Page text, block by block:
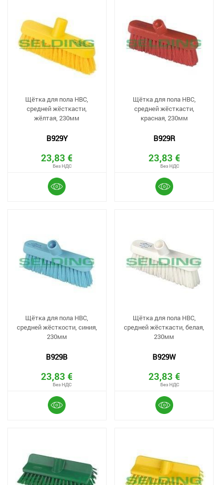
Щётка для пола HBC,
средней жёсткасти,
жёлтая, 230мм
B929Y
23,83 €
Щётка для пола HBC,
средней жёсткасти,
красная, 230мм
B929R
23,83 €
Щётка для пола HBC,
средней жёсткости, синия,
230мм
B929B
23,83 €
Щётка для пола HBC,
средней жёсткасти, белая,
230мм
B929W
23,83 €